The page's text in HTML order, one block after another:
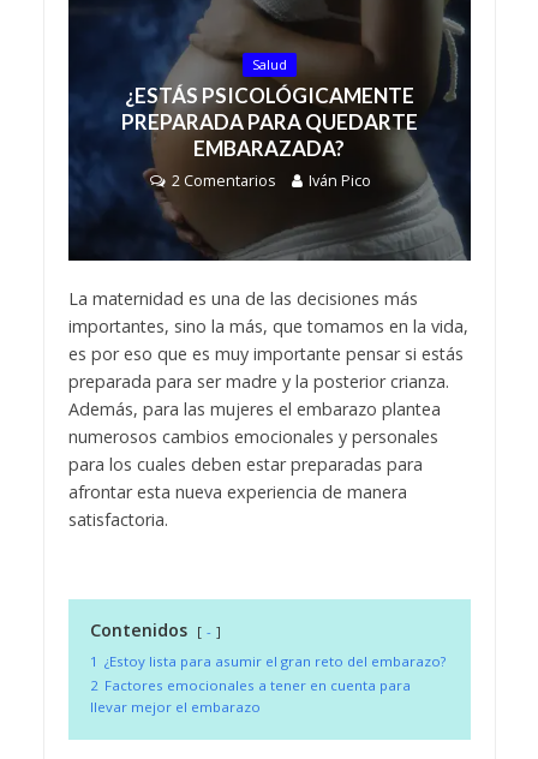
Salud
¿ESTÁS PSICOLÓGICAMENTE
PREPARADA PARA QUEDARTE
EMBARAZADA?
2 Comentarios Iván Pico
La maternidad es una de las decisiones más
importantes, sino la más, que tomamos en la vida,
es por eso que es muy importante pensar si estás
preparada para ser madre y la posterior crianza.
Además, para las mujeres el embarazo plantea
numerosos cambios emocionales y personales
para los cuales deben estar preparadas para
afrontar esta nueva experiencia de manera
satisfactoria.
Contenidos
-
1 ¿Estoy lista para asumir el gran reto del embarazo?
2 Factores emocionales a tener en cuenta para
llevar mejor el embarazo